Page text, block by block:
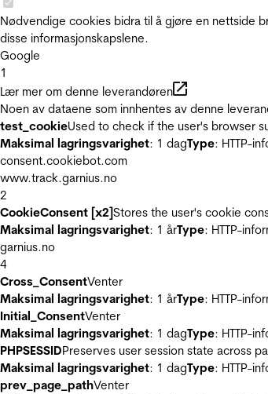
Nødvendige cookies bidra til å gjøre en nettside
disse informasjonskapslene.
Google
1
Lær mer om denne leverandøren
Noen av dataene som innhentes av denne
test_cookieUsed to check if the user's browser
Maksimal lagringsvarighet: 1 dagType: HTTP-
consent.cookiebot.com
www.track.garnius.no
2
CookieConsent [x2]Stores the user's cookie
Maksimal lagringsvarighet: 1 årType: HTTP-
garnius.no
4
Cross_ConsentVenter
Maksimal lagringsvarighet: 1 årType: HTTP-
Initial_ConsentVenter
Maksimal lagringsvarighet: 1 dagType: HTTP-
PHPSESSIDPreserves user session state across
Maksimal lagringsvarighet: 1 dagType: HTTP-
prev_page_pathVenter